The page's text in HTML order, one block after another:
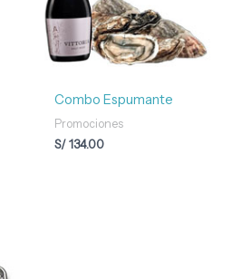
Combo Espumante
Promociones
S/134.00